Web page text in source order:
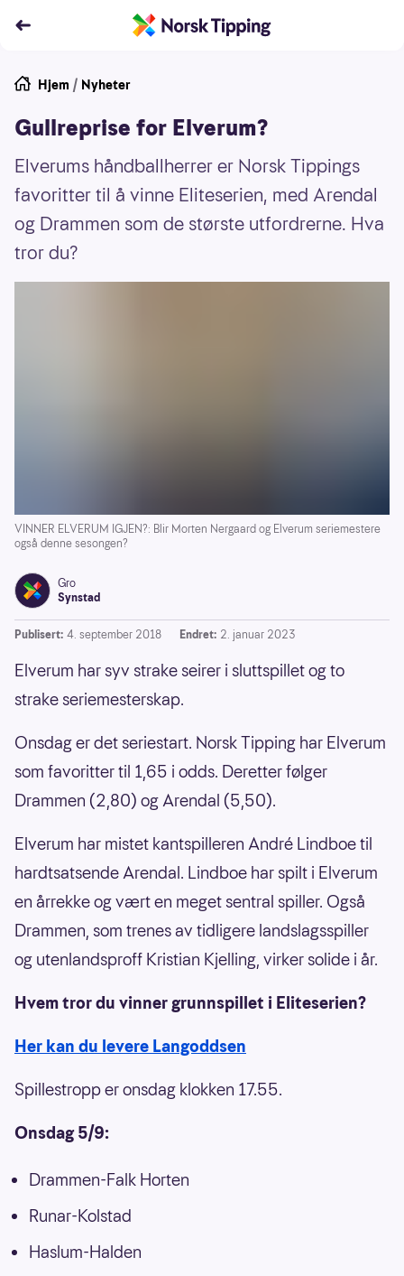
Hjem / Nyheter
Gullreprise for Elverum?
Elverums håndballherrer er Norsk Tippings
favoritter til å vinne Eliteserien, med Arendal
og Drammen som de største utfordrerne. Hva
tror du?
VINNER ELVERUM IGJEN?: Blir Morten Nergaard og Elverum seriemestere
også denne sesongen?
Gro
Synstad
Publisert: 4. september 2018 Endret: 2. januar 2023
Elverum har syv strake seirer i sluttspillet og to
strake seriemesterskap.
Onsdag er det seriestart. Norsk Tipping har Elverum
som favoritter til 1,65 i odds. Deretter følger
Drammen (2,80) og Arendal (5,50).
Elverum har mistet kantspilleren André Lindboe til
hardtsatsende Arendal. Lindboe har spilt i Elverum
en årrekke og vært en meget sentral spiller. Også
Drammen, som trenes av tidligere landslagsspiller
og utenlandsproff Kristian Kjelling, virker solide i år.
Hvem tror du vinner grunnspillet i Eliteserien?
Her kan du levere Langoddsen
Spillestropp er onsdag klokken 17.55.
Onsdag 5/9:
Drammen-Falk Horten
Runar-Kolstad
Haslum-Halden